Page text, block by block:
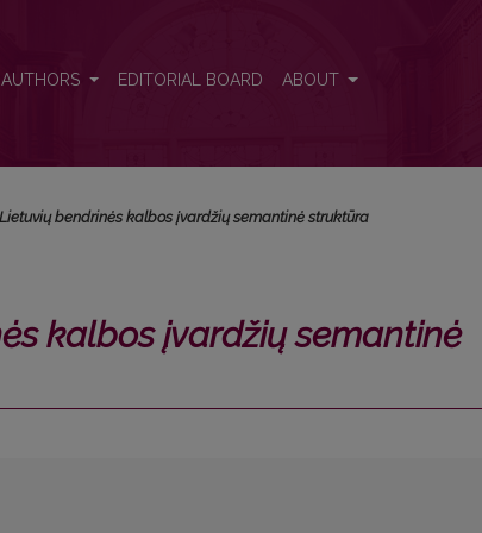
EDITORIAL BOARD ABOUT
Lietuvių bendrinės kalbos įvardžių semantinė struktūra
kalbos įvardžių semantinė